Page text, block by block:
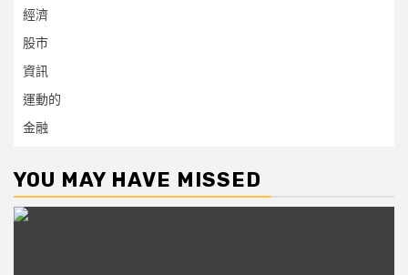
經濟
股市
資訊
運動的
金融
YOU MAY HAVE MISSED